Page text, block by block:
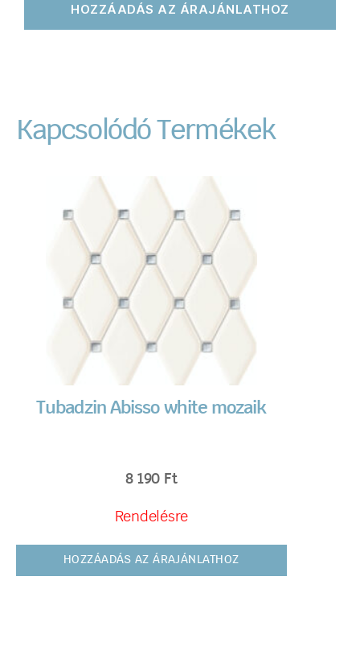
HOZZÁADÁS AZ ÁRAJÁNLATHOZ
Kapcsolódó Termékek
Tubadzin Abisso white mozaik
8 190 Ft
Rendelésre
HOZZÁADÁS AZ ÁRAJÁNLATHOZ